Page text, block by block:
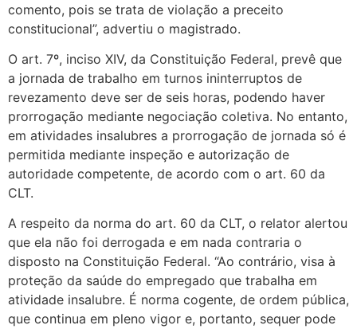
comento, pois se trata de violação a preceito
constitucional”, advertiu o magistrado.
O art. 7º, inciso XIV, da Constituição Federal, prevê que
a jornada de trabalho em turnos ininterruptos de
revezamento deve ser de seis horas, podendo haver
prorrogação mediante negociação coletiva. No entanto,
em atividades insalubres a prorrogação de jornada só é
permitida mediante inspeção e autorização de
autoridade competente, de acordo com o art. 60 da
CLT.
A respeito da norma do art. 60 da CLT, o relator alertou
que ela não foi derrogada e em nada contraria o
disposto na Constituição Federal. “Ao contrário, visa à
proteção da saúde do empregado que trabalha em
atividade insalubre. É norma cogente, de ordem pública,
que continua em pleno vigor e, portanto, sequer pode